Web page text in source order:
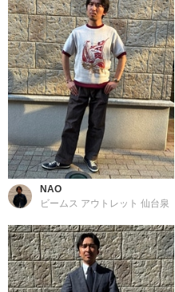
NAO
ビームス アウトレット 仙台泉